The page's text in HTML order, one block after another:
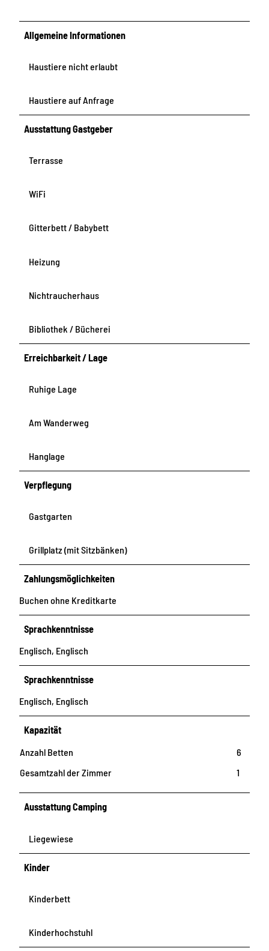
Allgemeine Informationen
Haustiere nicht erlaubt
Haustiere auf Anfrage
Ausstattung Gastgeber
Terrasse
WiFi
Gitterbett / Babybett
Heizung
Nichtraucherhaus
Bibliothek / Bücherei
Erreichbarkeit / Lage
Ruhige Lage
Am Wanderweg
Hanglage
Verpflegung
Gastgarten
Grillplatz (mit Sitzbänken)
Zahlungsmöglichkeiten
Buchen ohne Kreditkarte
Sprachkenntnisse
Englisch, Englisch
Sprachkenntnisse
Englisch, Englisch
Kapazität
Anzahl Betten
6
Gesamtzahl der Zimmer
1
Ausstattung Camping
Liegewiese
Kinder
Kinderbett
Kinderhochstuhl